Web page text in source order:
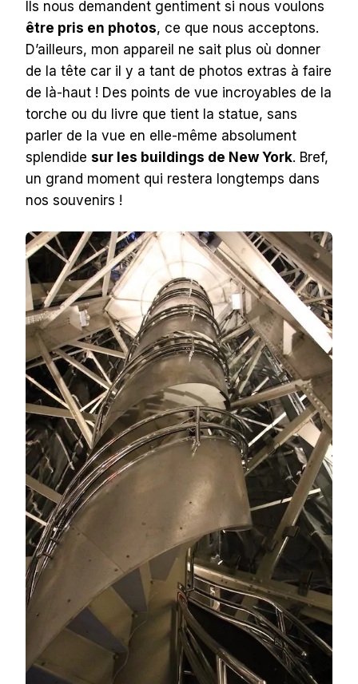
Ils nous demandent gentiment si nous voulons
être pris en photos, ce que nous acceptons.
D’ailleurs, mon appareil ne sait plus où donner
de la tête car il y a tant de photos extras à faire
de là-haut ! Des points de vue incroyables de la
torche ou du livre que tient la statue, sans
parler de la vue en elle-même absolument
splendide sur les buildings de New York. Bref,
un grand moment qui restera longtemps dans
nos souvenirs !